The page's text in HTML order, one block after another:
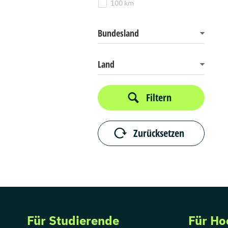
100 km
Bundesland
Land
Filtern
Zurücksetzen
Für Studierende Für